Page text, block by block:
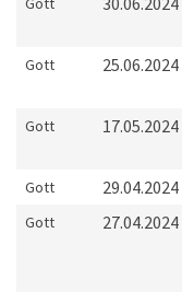
Gott 25.06.2024
Gott 17.05.2024
Gott 29.04.2024
Gott 27.04.2024